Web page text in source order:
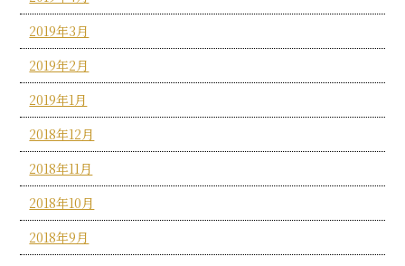
2019年3月
2019年2月
2019年1月
2018年12月
2018年11月
2018年10月
2018年9月